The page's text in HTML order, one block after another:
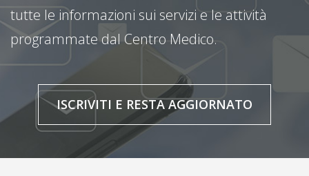
tutte le informazioni sui servizi e le attività
programmate dal Centro Medico.
ISCRIVITI E RESTA AGGIORNATO